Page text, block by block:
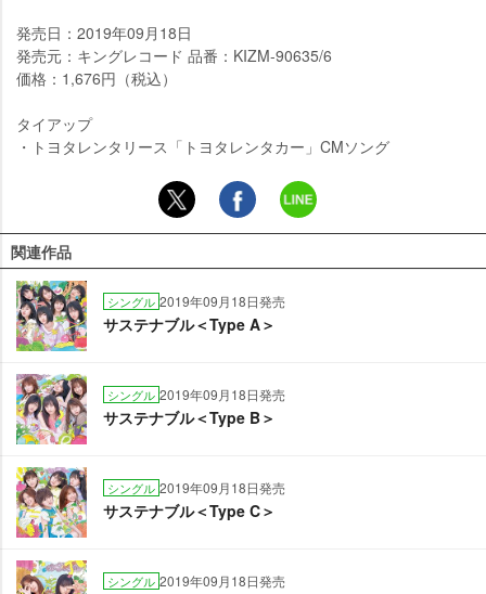
発売日：2019年09月18日
発売元：キングレコード 品番：KIZM-90635/6
価格：1,676円（税込）
タイアップ
・トヨタレンタリース「トヨタレンタカー」CMソング
関連作品
シングル 2019年09月18日発売
サステナブル＜Type A＞
シングル 2019年09月18日発売
サステナブル＜Type B＞
シングル 2019年09月18日発売
サステナブル＜Type C＞
シングル 2019年09月18日発売